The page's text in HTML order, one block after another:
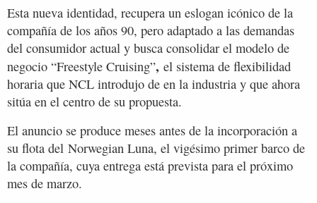
Esta nueva identidad, recupera un eslogan icónico de la
compañía de los años 90, pero adaptado a las demandas
del consumidor actual y busca consolidar el modelo de
negocio “Freestyle Cruising”, el sistema de flexibilidad
horaria que NCL introdujo de en la industria y que ahora
sitúa en el centro de su propuesta.
El anuncio se produce meses antes de la incorporación a
su flota del Norwegian Luna, el vigésimo primer barco de
la compañía, cuya entrega está prevista para el próximo
mes de marzo.